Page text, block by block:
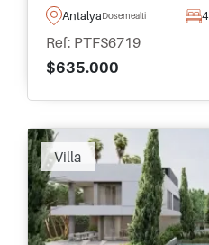
виллы в тихом районе
для передвижения по
AntalyaDosemealti 4
Ref: PTFS6719
$635.000
Villa